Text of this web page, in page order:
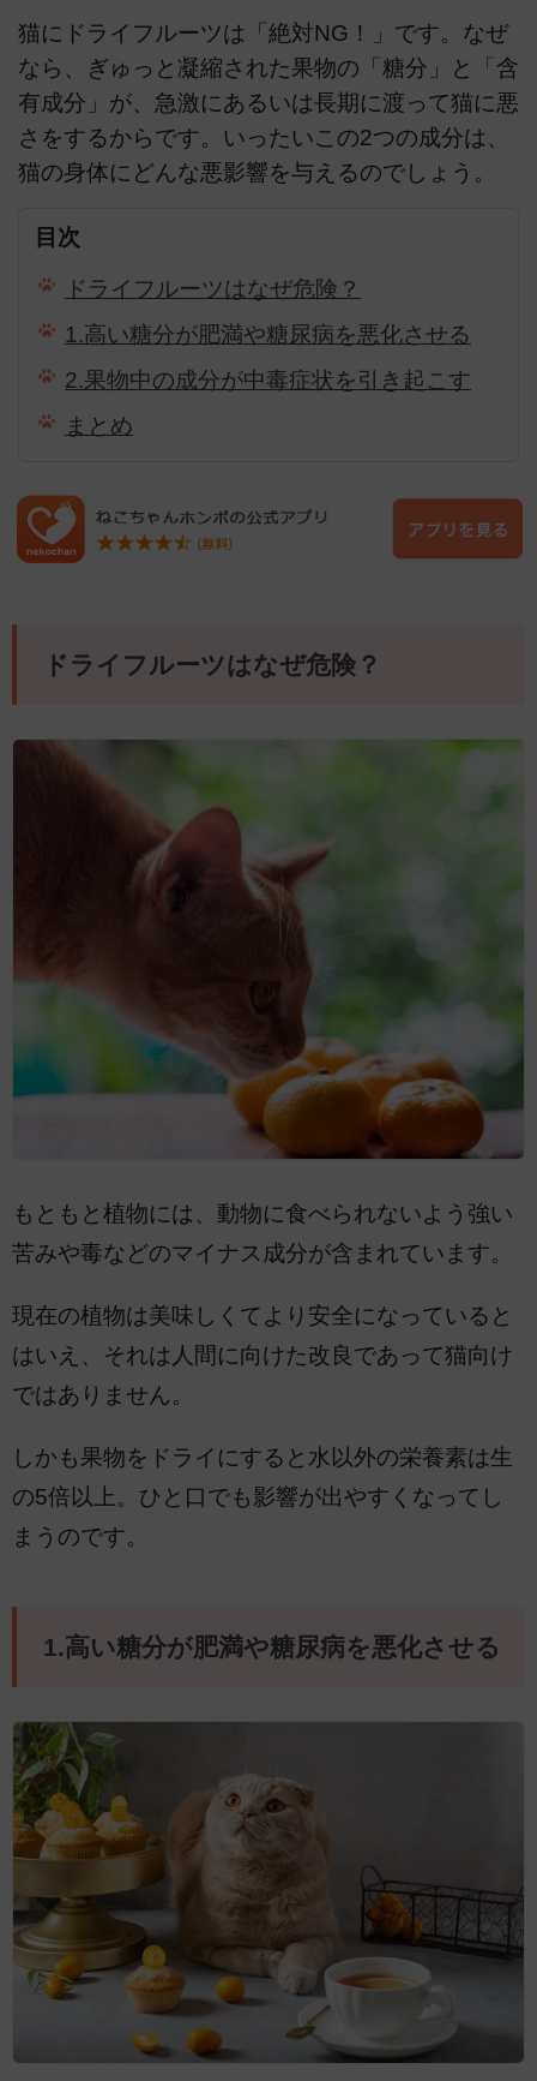
猫にドライフルーツは「絶対NG！」です。なぜ
なら、ぎゅっと凝縮された果物の「糖分」と「含
有成分」が、急激にあるいは長期に渡って猫に悪
さをするからです。いったいこの2つの成分は、
猫の身体にどんな悪影響を与えるのでしょう。
目次
ドライフルーツはなぜ危険？
1.高い糖分が肥満や糖尿病を悪化させる
2.果物中の成分が中毒症状を引き起こす
まとめ
ドライフルーツはなぜ危険？
もともと植物には、動物に食べられないよう強い
苦みや毒などのマイナス成分が含まれています。
現在の植物は美味しくてより安全になっていると
はいえ、それは人間に向けた改良であって猫向け
ではありません。
しかも果物をドライにすると水以外の栄養素は生
の5倍以上。ひと口でも影響が出やすくなってし
まうのです。
1.高い糖分が肥満や糖尿病を悪化させる